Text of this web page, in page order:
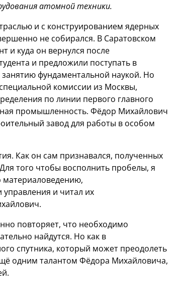
атомной техники.
и с конструированием ядерных
не собирался. В Саратовском
и куда он вернулся после
и предложили поступать в
фундаментальной наукой. Но
комиссии из Москвы,
по линии первого главного
промышленность. Фёдор Михайлович
завод для работы в особом
Как он сам признавался, полученных
того чтобы восполнить пробелы, я
материаловедению,
и читал их
повторяет, что необходимо
найдутся. Но как в
спутника, который может преодолеть
одним талантом Фёдора Михайловича,